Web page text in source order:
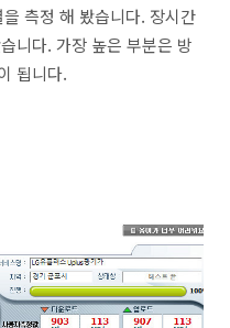
측정 해 봤습니다. 장시간
니다. 가장 높은 부분은 방
됩니다.